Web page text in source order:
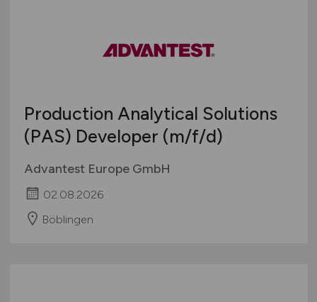
Production Analytical Solutions
(PAS) Developer (m/f/d)
Advantest Europe GmbH
02.08.2026
Böblingen